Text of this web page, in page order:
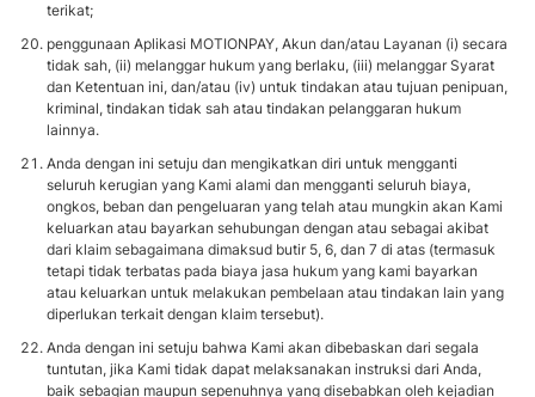
terikat;
penggunaan Aplikasi MOTIONPAY, Akun dan/atau Layanan (i) secara
tidak sah, (ii) melanggar hukum yang berlaku, (iii) melanggar Syarat
dan Ketentuan ini, dan/atau (iv) untuk tindakan atau tujuan penipuan,
kriminal, tindakan tidak sah atau tindakan pelanggaran hukum
lainnya.
Anda dengan ini setuju dan mengikatkan diri untuk mengganti
seluruh kerugian yang Kami alami dan mengganti seluruh biaya,
ongkos, beban dan pengeluaran yang telah atau mungkin akan Kami
keluarkan atau bayarkan sehubungan dengan atau sebagai akibat
dari klaim sebagaimana dimaksud butir 5, 6, dan 7 di atas (termasuk
tetapi tidak terbatas pada biaya jasa hukum yang kami bayarkan
atau keluarkan untuk melakukan pembelaan atau tindakan lain yang
diperlukan terkait dengan klaim tersebut).
Anda dengan ini setuju bahwa Kami akan dibebaskan dari segala
tuntutan, jika Kami tidak dapat melaksanakan instruksi dari Anda,
baik sebagian maupun sepenuhnya yang disebabkan oleh kejadian